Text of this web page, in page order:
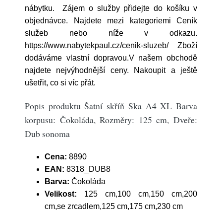
nábytku. Zájem o služby přidejte do košíku v
objednávce. Najdete mezi kategoriemi Ceník
služeb nebo níže v odkazu.
https://www.nabytekpaul.cz/cenik-sluzeb/ Zboží
dodáváme vlastní dopravou.V našem obchodě
najdete nejvýhodnější ceny. Nakoupit a ještě
ušetřit, co si víc přát.
Popis produktu Šatní skříň Ska A4 XL Barva
korpusu: Čokoláda, Rozměry: 125 cm, Dveře:
Dub sonoma
Cena: 8890
EAN: 8318_DUB8
Barva: Čokoláda
Velikost: 125 cm,100 cm,150 cm,200
cm,se zrcadlem,125 cm,175 cm,230 cm